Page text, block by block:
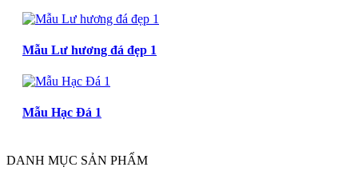
Mẫu Lư hương đá đẹp 1
Mẫu Hạc Đá 1
DANH MỤC SẢN PHẨM